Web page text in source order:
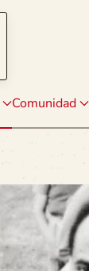
Comunidad